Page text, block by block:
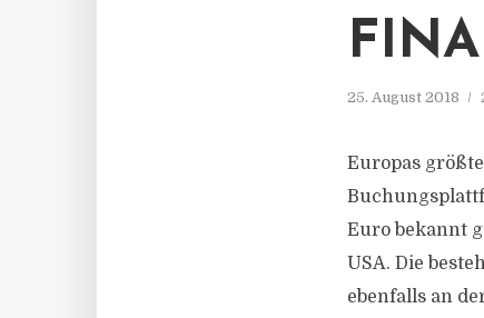
25. August 2018
Europas
Euro bekannt
USA. Die
ebenfalls an